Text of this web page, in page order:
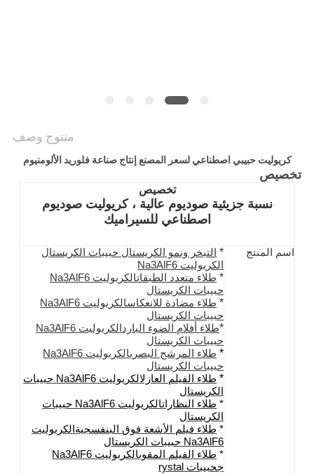
منتوج وصف
كريوليت حبيبي اصطناعي لسعر المصنع إنتاج صناعة فلوريد الألومنيوم
تخصيص
تخصيص
نسبة جزيئية صوديوم عالية ، كريوليت صوديوم
اصطناعي للسيراميك
اسم المنتج * التبخر ونمو الكريستال حبيبات الكريستال
الكريوليت Na3AlF6
* طلاء متعدد الطبقاتالكريوليت Na3AlF6
حبيبات الكريستال
* طلاء مضادة للانعكاسالكريوليت Na3AlF6
حبيبات الكريستال
*طلاء أفلام الضوء البارد الكريوليت Na3AlF6
حبيبات الكريستال
* طلاء المرشح البصريالكريوليت Na3AlF6
حبيبات الكريستال
* طلاء الفيلم العازلالكريوليت Na3AlF6
حبيبات
الكريستال
* طلاء النظاراتالكريوليت Na3AlF6
حبيبات
الكريستال
* طلاء فيلم الأشعة فوق البنفسجية الكريوليت
Na3AlF6 حبيبات الكريستال
* طلاء الفيلم المقوىالكريوليت Na3AlF6
جحبيبات rystal